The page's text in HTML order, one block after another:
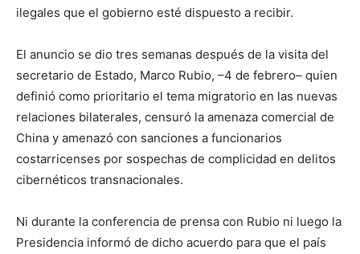
ilegales que el gobierno esté dispuesto a recibir.
El anuncio se dio tres semanas después de la visita del
secretario de Estado, Marco Rubio, –4 de febrero– quien
definió como prioritario el tema migratorio en las nuevas
relaciones bilaterales, censuró la amenaza comercial de
China y amenazó con sanciones a funcionarios
costarricenses por sospechas de complicidad en delitos
cibernéticos transnacionales.
Ni durante la conferencia de prensa con Rubio ni luego la
Presidencia informó de dicho acuerdo para que el país